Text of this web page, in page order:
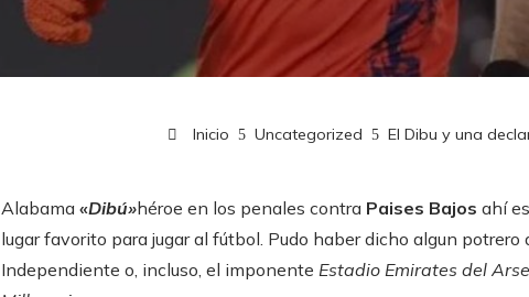
Inicio Uncategorized El Dibu y una
Alabama «Dibú»héroe en los penales contra Paises Bajos ahí
lugar favorito para jugar al fútbol. Pudo haber dicho algun potrero
Independiente o, incluso, el imponente Estadio Emirates del